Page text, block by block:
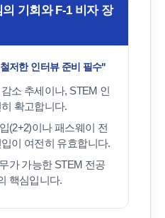
기회와 F-1 비자 장
저한 인터뷰 준비 필수"
소 추세이나, STEM 인
확고합니다.
(2+2)이나 패스웨이 전
이 여전히 유효합니다.
가 가능한 STEM 전공
핵심입니다.